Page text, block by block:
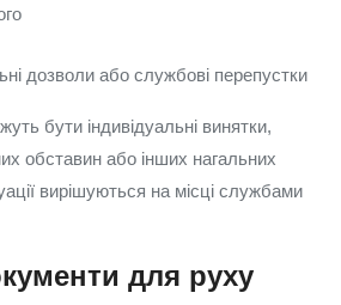
дозволи або службові перепустки
бути індивідуальні винятки,
обставин або інших нагальних
вирішуються на місці службами
для руху